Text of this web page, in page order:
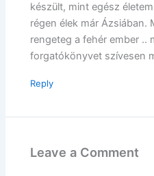
készült, mint egész
régen élek már Ázsiában.
rengeteg a fehér ember ..
forgatókönyvet szívesen
Reply
Leave a Comment